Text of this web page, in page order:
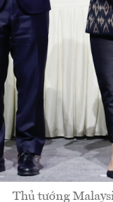
Thủ tướng